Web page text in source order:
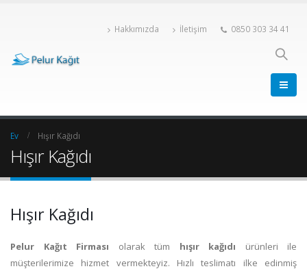
Hakkımızda İletişim 0850 303 34 41
Ev Hışır Kağıdı
Hışır Kağıdı
Hışır Kağıdı
Pelur Kağıt Firması olarak tüm hışır kağıdı ürünleri ile
müşterilerimize hizmet vermekteyiz. Hızlı teslimatı ilke edinmiş